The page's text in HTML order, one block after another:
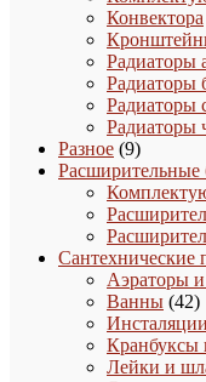
Конвектора
Радиаторы
Радиаторы
Радиаторы
Радиаторы
Разное 99
товаров
Расширительные
Сантехнические
Аэраторы и
Ванны 4242
Инсталяции
Кранбуксы
Лейки и